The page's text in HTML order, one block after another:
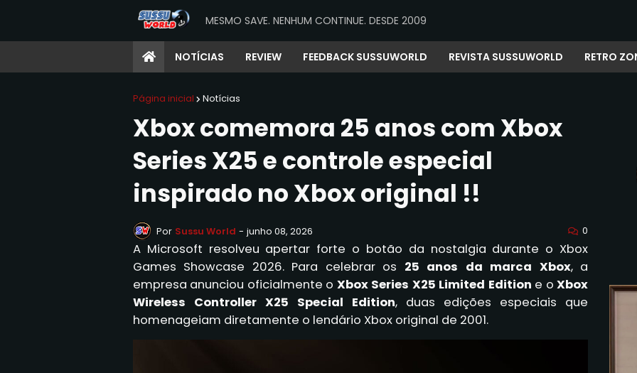
MESMO SAVE. NENHUM CONTINUE. DESDE 2009
NOTÍCIAS REVIEW FEEDBACK SUSSUWORLD REVISTA SUSSUWORLD RETRO
Página inicial Notícias
Xbox comemora 25 anos com Xbox
Series X25 e controle especial
inspirado no Xbox original !!
Por Sussu World - junho 08, 2026 0
A Microsoft resolveu apertar forte o botão da nostalgia durante o Xbox
Games Showcase 2026. Para celebrar os 25 anos da marca Xbox, a
empresa anunciou oficialmente o Xbox Series X25 Limited Edition e oXbox
Wireless Controller X25 Special Edition, duas edições especiais que
homenageiam diretamente o lendário Xbox original de 2001.